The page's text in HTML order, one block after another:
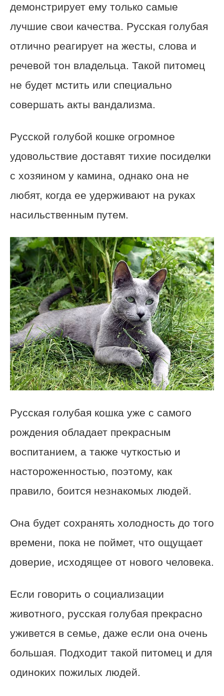
демонстрирует ему только самые
лучшие свои качества. Русская голубая
отлично реагирует на жесты, слова и
речевой тон владельца. Такой питомец
не будет мстить или специально
совершать акты вандализма.
Русской голубой кошке огромное
удовольствие доставят тихие посиделки
с хозяином у камина, однако она не
любят, когда ее удерживают на руках
насильственным путем.
Русская голубая кошка уже с самого
рождения обладает прекрасным
воспитанием, а также чуткостью и
настороженностью, поэтому, как
правило, боится незнакомых людей.
Она будет сохранять холодность до того
времени, пока не поймет, что ощущает
доверие, исходящее от нового человека.
Если говорить о социализации
животного, русская голубая прекрасно
уживется в семье, даже если она очень
большая. Подходит такой питомец и для
одиноких пожилых людей.